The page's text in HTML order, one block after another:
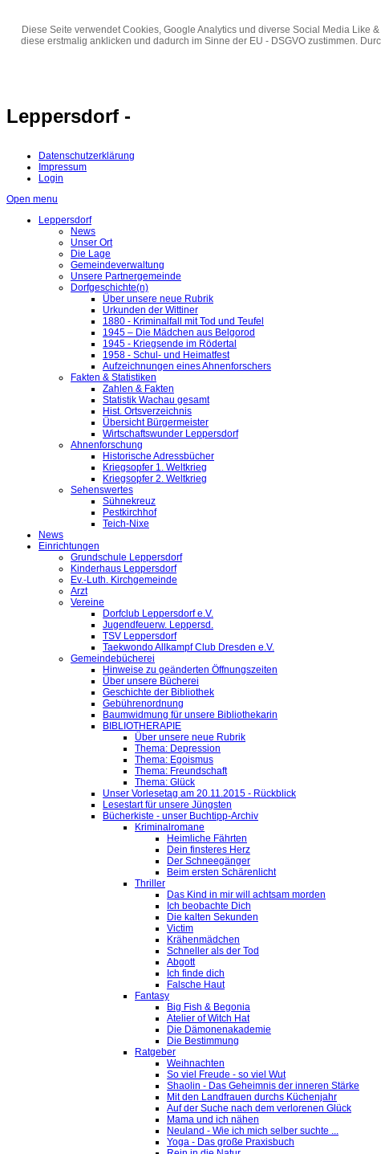
Diese Seite verwendet Cookies, Google Analytics und diverse Social Media Like
diese erstmalig anklicken und dadurch im Sinne der EU - DSGVO zustimmen.
Leppersdorf -
Datenschutzerklärung
Impressum
Login
Open menu
Leppersdorf
News
Unser Ort
Die Lage
Gemeindeverwaltung
Unsere Partnergemeinde
Dorfgeschichte(n)
Über unsere neue Rubrik
Urkunden der Wittiner
1880 - Kriminalfall mit Tod und Teufel
1945 – Die Mädchen aus Belgorod
1945 - Kriegsende im Rödertal
1958 - Schul- und Heimatfest
Aufzeichnungen eines Ahnenforschers
Fakten & Statistiken
Zahlen & Fakten
Statistik Wachau gesamt
Hist. Ortsverzeichnis
Übersicht Bürgermeister
Wirtschaftswunder Leppersdorf
Ahnenforschung
Historische Adressbücher
Kriegsopfer 1. Weltkrieg
Kriegsopfer 2. Weltkrieg
Sehenswertes
Sühnekreuz
Pestkirchhof
Teich-Nixe
News
Einrichtungen
Grundschule Leppersdorf
Kinderhaus Leppersdorf
Ev.-Luth. Kirchgemeinde
Arzt
Vereine
Dorfclub Leppersdorf e.V.
Jugendfeuerw. Leppersd.
TSV Leppersdorf
Taekwondo Allkampf Club Dresden e.V.
Gemeindebücherei
Hinweise zu geänderten Öffnungszeiten
Über unsere Bücherei
Geschichte der Bibliothek
Gebührenordnung
Baumwidmung für unsere Bibliothekarin
BIBLIOTHERAPIE
Über unsere neue Rubrik
Thema: Depression
Thema: Egoismus
Thema: Freundschaft
Thema: Glück
Unser Vorlesetag am 20.11.2015 - Rückblick
Lesestart für unsere Jüngsten
Bücherkiste - unser Buchtipp-Archiv
Kriminalromane
Heimliche Fährten
Dein finsteres Herz
Der Schneegänger
Beim ersten Schärenlicht
Thriller
Das Kind in mir will achtsam morden
Ich beobachte Dich
Die kalten Sekunden
Victim
Krähenmädchen
Schneller als der Tod
Abgott
Ich finde dich
Falsche Haut
Fantasy
Big Fish & Begonia
Atelier of Witch Hat
Die Dämonenakademie
Die Bestimmung
Ratgeber
Weihnachten
So viel Freude - so viel Wut
Shaolin - Das Geheimnis der inneren Stärke
Mit den Landfrauen durchs Küchenjahr
Auf der Suche nach dem verlorenen Glück
Mama und ich nähen
Neuland - Wie ich mich selber suchte ...
Yoga - Das große Praxisbuch